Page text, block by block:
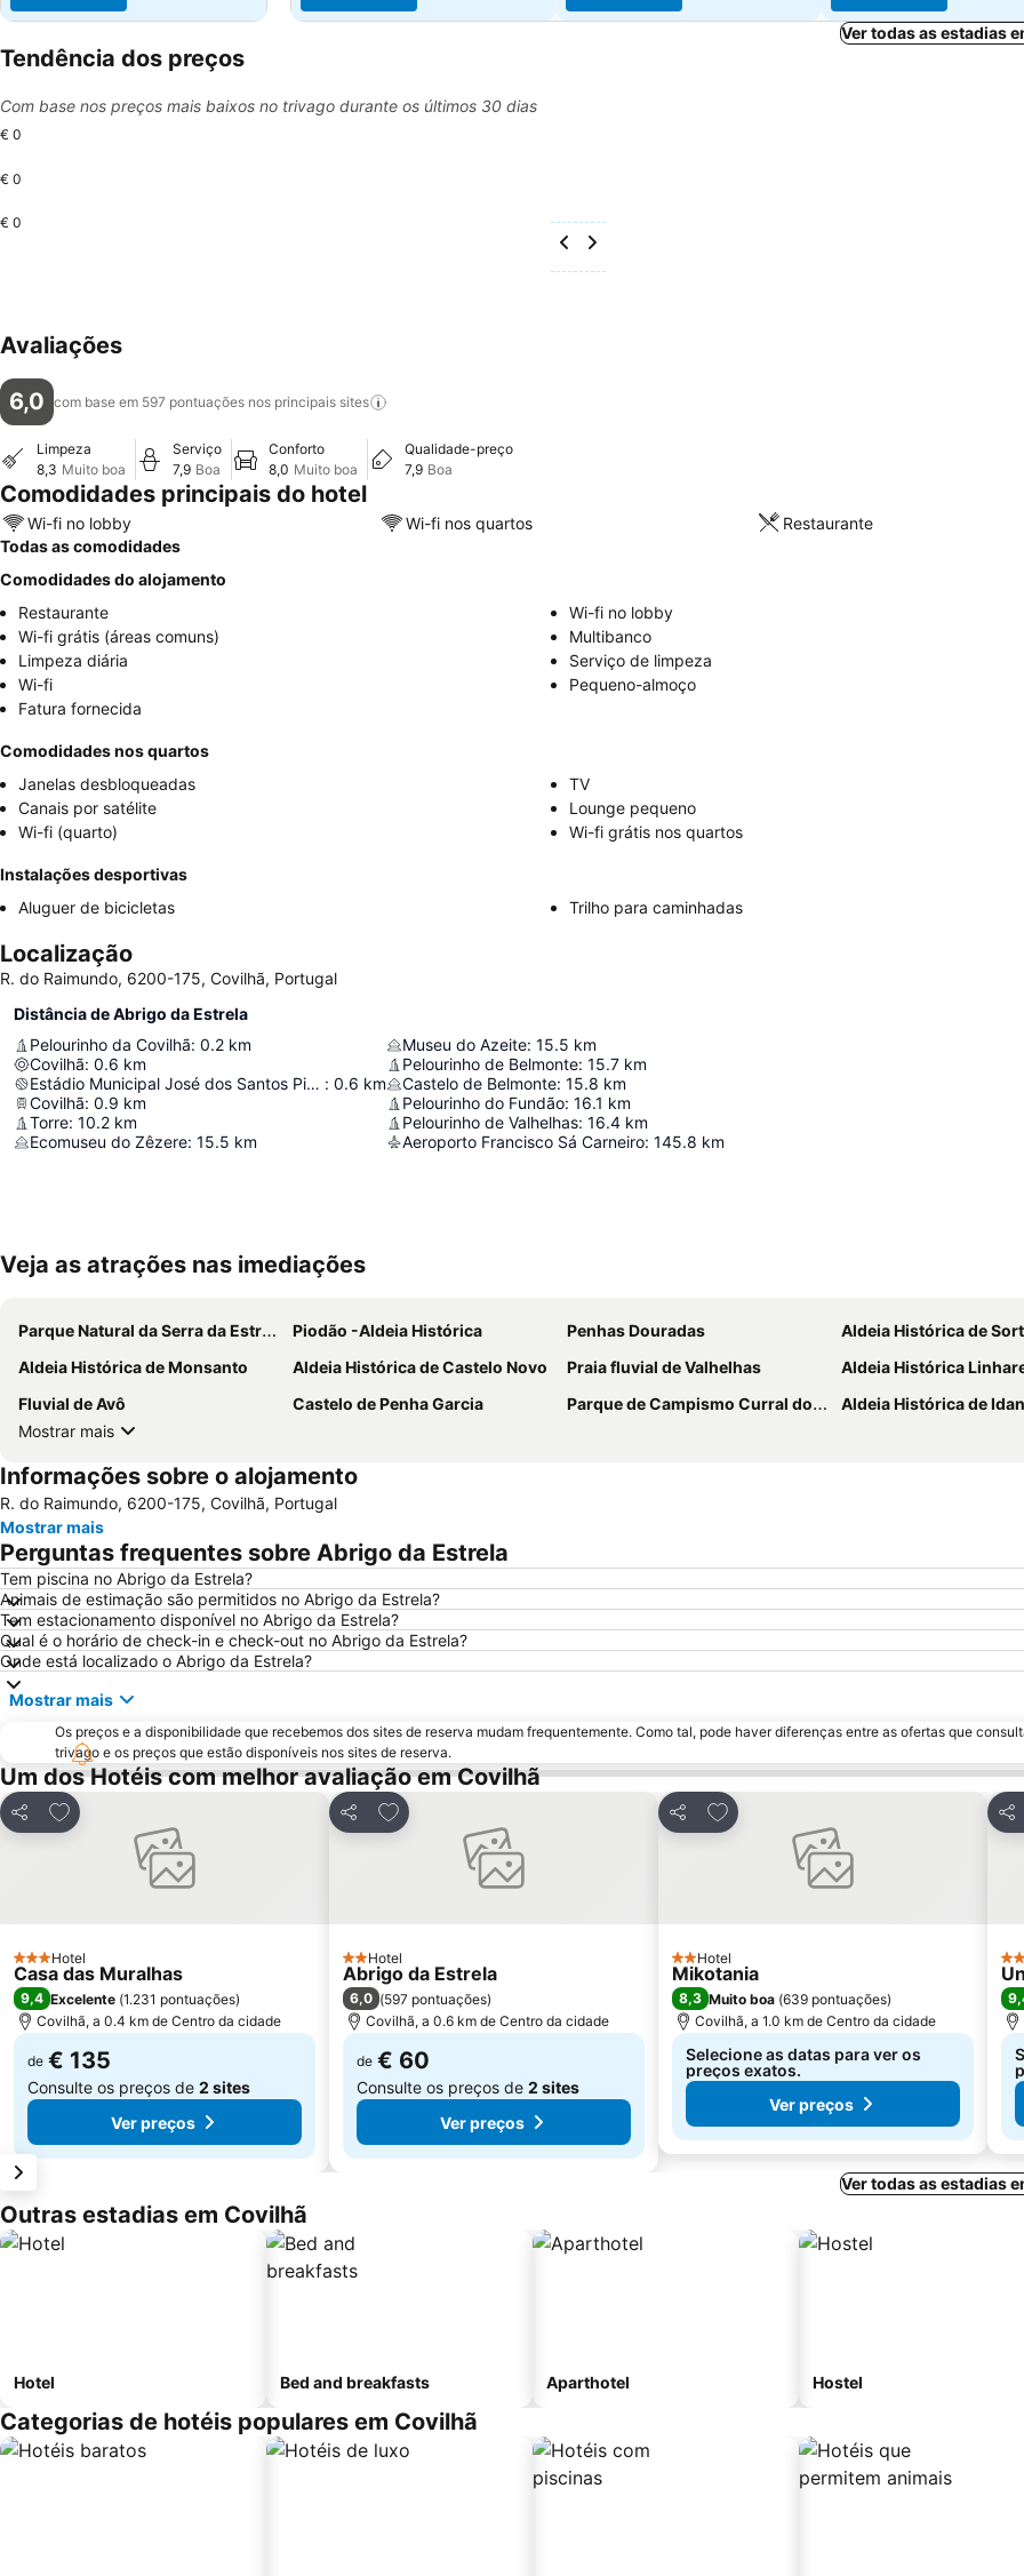
Ver todas as estadias
Tendência dos preços
Com base nos preços mais baixos no trivago durante os últimos 30 dias
€ 0
€ 0
€ 0
Avaliações
6,0 com base em 597 pontuações nos principais sites
Limpeza
8,3 Muito boa
Serviço
7,9 Boa
Conforto
8,0 Muito boa
Qualidade-preço
7,9 Boa
Comodidades principais do hotel
Wi-fi no lobby Wi-fi nos quartos
Restaurante
Todas as comodidades
Comodidades do alojamento
Restaurante
Wi-fi no lobby
Wi-fi grátis (áreas comuns)
Multibanco
Limpeza diária
Serviço de limpeza
Wi-fi
Pequeno-almoço
Fatura fornecida
Comodidades nos quartos
Janelas desbloqueadas
TV
Canais por satélite
Lounge pequeno
Wi-fi (quarto)
Wi-fi grátis nos quartos
Instalações desportivas
Aluguer de bicicletas
Trilho para caminhadas
Localização
R. do Raimundo, 6200-175, Covilhã, Portugal
Distância de Abrigo da Estrela
Pelourinho da Covilhã: 0.2 km
Covilhã: 0.6 km
Estádio Municipal José dos Santos Pinto : 0.6 km
Covilhã: 0.9 km
Torre: 10.2 km
Ecomuseu do Zêzere: 15.5 km
Museu do Azeite: 15.5 km
Pelourinho de Belmonte: 15.7 km
Castelo de Belmonte: 15.8 km
Pelourinho do Fundão: 16.1 km
Pelourinho de Valhelhas: 16.4 km
Aeroporto Francisco Sá Carneiro: 145.8 km
Veja as atrações nas imediações
Parque Natural da Serra da Estrela Piodão -Aldeia Histórica Penhas Douradas
Aldeia Histórica de
Aldeia Histórica de Monsanto
Aldeia Histórica de Castelo Novo Praia fluvial de Valhelhas
Aldeia Histórica
Fluvial de Avô
Castelo de Penha Garcia Parque de Campismo Curral do Negro Gouveia
Aldeia Histórica de
Mostrar mais
Informações sobre o alojamento
R. do Raimundo, 6200-175, Covilhã, Portugal
Mostrar mais
Perguntas frequentes sobre Abrigo da Estrela
Tem piscina no Abrigo da Estrela?
Animais de estimação são permitidos no Abrigo da Estrela?
Tem estacionamento disponível no Abrigo da Estrela?
Qual é o horário de check-in e check-out no Abrigo da Estrela?
Onde está localizado o Abrigo da Estrela?
Mostrar mais
Os preços e a disponibilidade que recebemos dos sites de reserva mudam frequentemente. Como tal, pode haver diferenças entre as ofertas que
trivago e os preços que estão disponíveis nos sites de reserva.
Um dos Hotéis com melhor avaliação em Covilhã
Partilhar
Adicionar aos favoritos
3 Estrelas
Hotel
Casa das Muralhas
9,4 Excelente (1.231 pontuações)
Covilhã, a 0.4 km de Centro da cidade
de € 135
Consulte os preços de 2 sites
Ver preços
Partilhar
Adicionar aos favoritos
2 Estrelas
Hotel
Abrigo da Estrela
6,0 (597 pontuações)
Covilhã, a 0.6 km de Centro da cidade
de € 60
Consulte os preços de 2 sites
Ver preços
Partilhar
Adicionar aos favoritos
2 Estrelas
Hotel
Mikotania
8,3 Muito boa (639 pontuações)
Covilhã, a 1.0 km de Centro da cidade
Selecione as datas para ver os
preços exatos.
Ver preços
5
Ver todas as estadias
Outras estadias em Covilhã
Hotel Bed and breakfasts Aparthotel Hostel
Categorias de hotéis populares em Covilhã